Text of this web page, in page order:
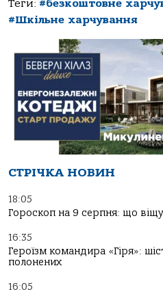
Теги: #безкоштовне
#Шкільне харчування
СТРІЧКА НОВИН
18:05
Гороскоп на 9 серпня: що
16:35
Героїзм командира «Гіря»:
полонених
16:05